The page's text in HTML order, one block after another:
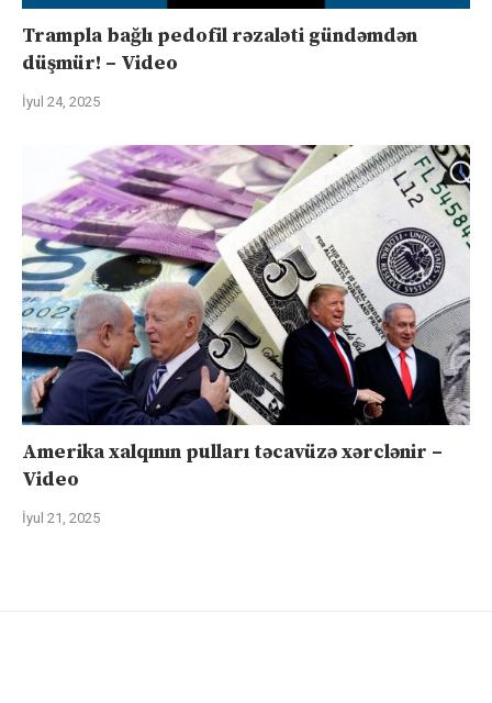
Trampla bağlı pedofil rəzaləti gündəmdən
düşmür! – Video
İyul 24, 2025
Amerika xalqının pulları təcavüzə xərclənir –
Video
İyul 21, 2025